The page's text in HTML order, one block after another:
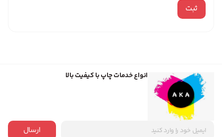
انواع خدمات چاپ با کیفیت بالا
ارسال